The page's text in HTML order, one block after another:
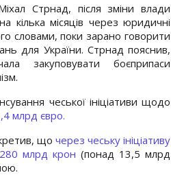
Стрнад, після зміни влади
кілька місяців через юридичні
словами, поки зарано говорити
для України. Стрнад пояснив,
закуповувати боєприпаси
чеської ініціативи щодо
млрд євро.
що через чеську ініціативу
280 млрд крон (понад 13,5 млрд